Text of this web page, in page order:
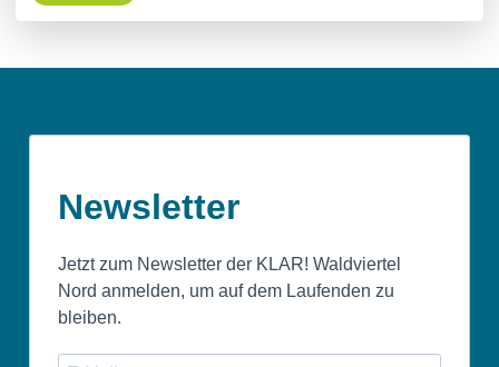
Newsletter
Jetzt zum Newsletter der KLAR! Waldviertel
Nord anmelden, um auf dem Laufenden zu
bleiben.